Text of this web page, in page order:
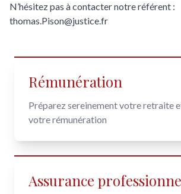
N’hésitez pas à contacter notre référent :
thomas.Pison@justice.fr
Rémunération
Préparez sereinement votre retraite
votre rémunération
Assurance